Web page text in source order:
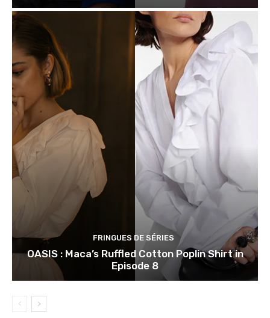
FRINGUES DE SÉRIES
OASIS : Maca’s Ruffled Cotton Poplin Shirt in
Episode 8